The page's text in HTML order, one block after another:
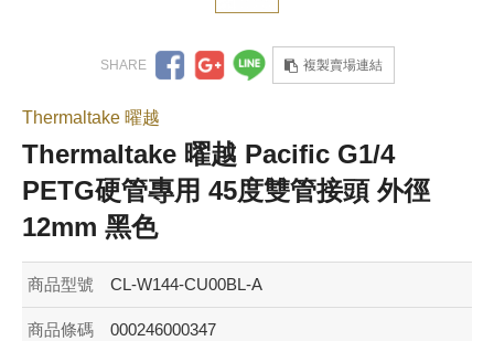
複製賣場連結
Thermaltake 曜越
Thermaltake 曜越 Pacific G1/4
PETG硬管專用 45度雙管接頭 外徑
12mm 黑色
商品型號 CL-W144-CU00BL-A
商品條碼 000246000347